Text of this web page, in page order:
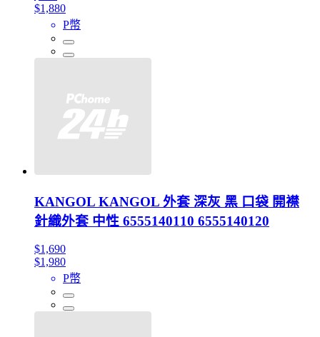
$1,880
P幣
KANGOL KANGOL 外套 深灰 黑 口袋 開襟
針織外套 中性 6555140110 6555140120
$1,690
$1,980
P幣